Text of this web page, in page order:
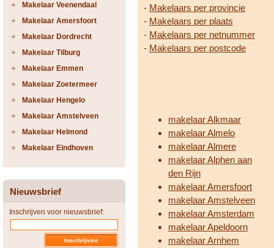
Makelaar Veenendaal
Makelaar Amersfoort
Makelaar Dordrecht
Makelaar Tilburg
Makelaar Emmen
Makelaar Zoetermeer
Makelaar Hengelo
Makelaar Amstelveen
Makelaar Helmond
Makelaar Eindhoven
Nieuwsbrief
Inschrijven voor nieuwsbrief:
- Makelaars per provincie
- Makelaars per plaats
- Makelaars per netnummer
- Makelaars per postcode
makelaar Alkmaar
makelaar Almelo
makelaar Almere
makelaar Alphen aan
den Rijn
makelaar Amersfoort
makelaar Amstelveen
makelaar Amsterdam
makelaar Apeldoorn
makelaar Arnhem